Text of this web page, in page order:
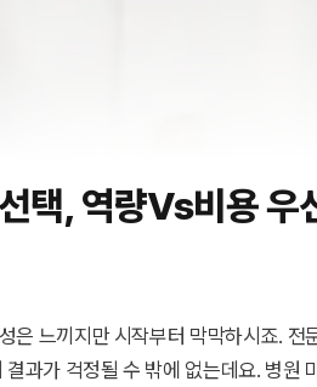
택, 역량vs비용 우
은 느끼지만 시작부터 막막하시죠. 전
과가 걱정될 수 밖에 없는데요. 병원